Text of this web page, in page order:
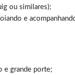
ou similares);
e
e grande porte;